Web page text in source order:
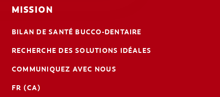
MISSION
BILAN DE SANTÉ BUCCO-DENTAIRE
RECHERCHE DES SOLUTIONS IDÉALES
COMMUNIQUEZ AVEC NOUS
FR (CA)